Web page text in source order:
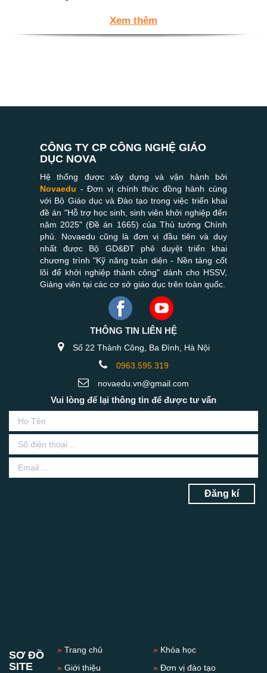
Xem thêm
CÔNG TY CP CÔNG NGHỆ GIÁO
DỤC NOVA
Hệ thống được xây dựng và vận hành bởi
Novaedu - Đơn vị chính thức đồng hành cùng
với Bộ Giáo dục và Đào tạo trong việc triển khai
đề án "Hỗ trợ học sinh, sinh viên khởi nghiệp đến
năm 2025" (Đề án 1665) của Thủ tướng Chính
phủ. Novaedu cũng là đơn vị đầu tiên và duy
nhất được Bộ GD&ĐT phê duyệt triển khai
chương trình "Kỹ năng toàn diện - Nền tảng cốt
lõi để khởi nghiệp thành công" dành cho HSSV,
Giảng viên tại các cơ sở giáo dục trên toàn quốc.
THÔNG TIN LIÊN HỆ
Số 22 Thành Công, Ba Đình, Hà Nội
0963.595.319
novaedu.vn@gmail.com
Vui lòng để lại thông tin để được tư vấn
Đăng kí
SƠ ĐỒ
SITE
»Trang chủ
»Giới thiệu
» Khóa học
»Đơn vị đào tạo